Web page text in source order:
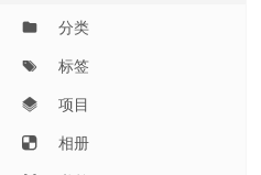
分类
标签
项目
相册